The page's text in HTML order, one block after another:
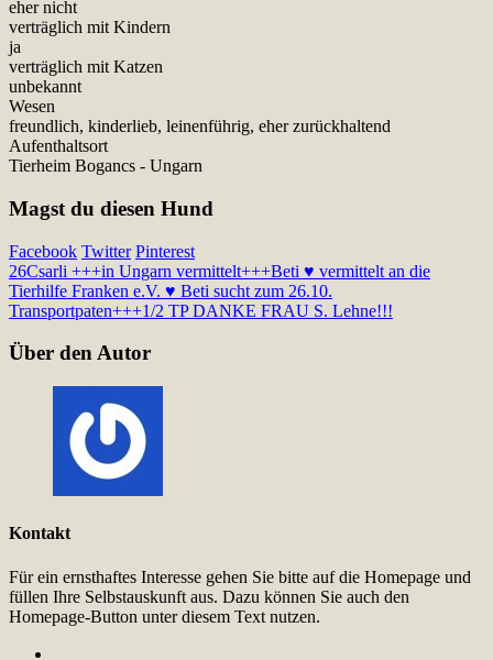
eher nicht
verträglich mit Kindern
ja
verträglich mit Katzen
unbekannt
Wesen
freundlich, kinderlieb, leinenführig, eher zurückhaltend
Aufenthaltsort
Tierheim Bogancs - Ungarn
Magst du diesen Hund
Facebook Twitter Pinterest
26Csarli +++in Ungarn vermittelt+++Beti ♥ vermittelt an die
Tierhilfe Franken e.V. ♥ Beti sucht zum 26.10.
Transportpaten+++1/2 TP DANKE FRAU S. Lehne!!!
Über den Autor
Kontakt
Für ein ernsthaftes Interesse gehen Sie bitte auf die Homepage und
füllen Ihre Selbstauskunft aus. Dazu können Sie auch den
Homepage-Button unter diesem Text nutzen.